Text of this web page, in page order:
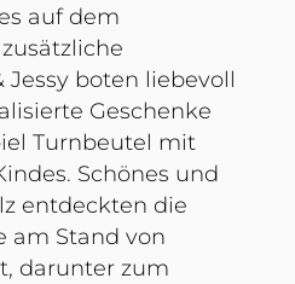
auf dem
Jessy boten liebevoll
Geschenke
Turnbeutel mit
Schönes und
entdeckten die
am Stand von
darunter zum